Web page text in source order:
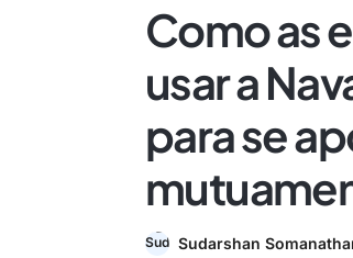
Como as
usar a
para se
Sudarshan